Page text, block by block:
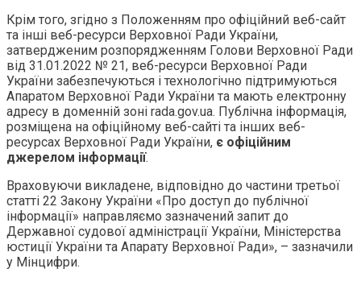
Крім того, згідно з Положенням про офіційний веб-сайт
та інші веб-ресурси Верховної Ради України,
затвердженим розпорядженням Голови Верховної Ради
від 31.01.2022 № 21, веб-ресурси Верховної Ради
України забезпечуються і технологічно підтримуються
Апаратом Верховної Ради України та мають електронну
адресу в доменній зоні rada.gov.ua. Публічна інформація,
розміщена на офіційному веб-сайті та інших веб-
ресурсах Верховної Ради України, є офіційним
джерелом інформації.
Враховуючи викладене, відповідно до частини третьої
статті 22 Закону України «Про доступ до публічної
інформації» направляємо зазначений запит до
Державної судової адміністрації України, Міністерства
юстиції України та Апарату Верховної Ради», – зазначили
у Мінцифри.